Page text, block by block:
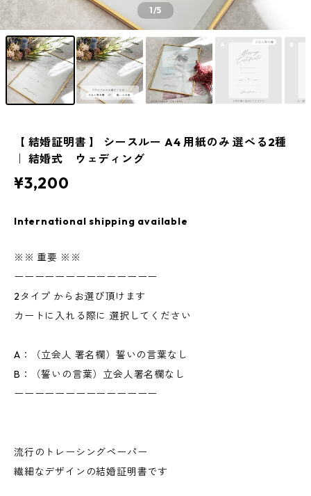
1/5
【 結婚証明書 】 シースルー A4 用紙のみ 選べる2種
｜ 結婚式 ウェディング
¥3,200
International shipping available
※※ 重要 ※※
ーーーーーーーーーーーーーー
2タイプ からお選び頂けます
カートに入れる際に 選択してください
A：（立会人 署名欄）誓いの言葉なし
B：（誓いの言葉）立会人署名欄なし
ーーーーーーーーーーーーーー
流行のトレーシングペーパー
繊細なデザインの結婚証明書です